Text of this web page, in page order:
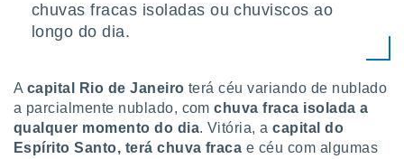
de dados
fontes,
melhorar
dados
chuvas fracas isoladas ou chuviscos ao
longo do dia.
A capital Rio de Janeiro terá céu variando de nublado
a parcialmente nublado, com chuva fraca isolada a
qualquer momento do dia. Vitória, acapital do
Espírito Santo, terá chuva fraca e céu com algumas